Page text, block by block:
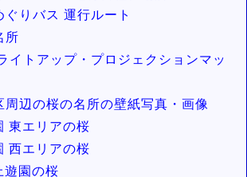
ぐりバス 運行ルート
所
イトアップ・プロジェクションマッ
周辺の桜の名所の壁紙写真・画像
東エリアの桜
西エリアの桜
遊園の桜